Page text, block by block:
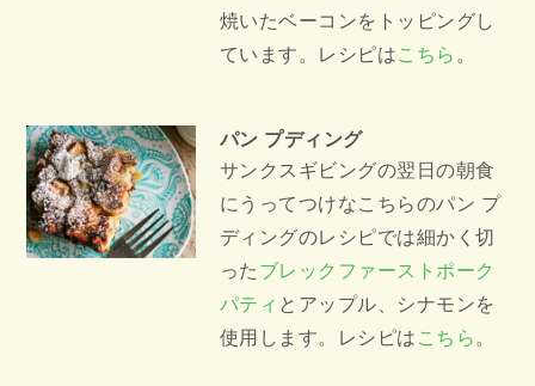
焼いたベーコンをトッピングし
ています。レシピはこちら 。
パン プディング
サンクスギビングの翌日の朝食
にうってつけなこちらのパン プ
ディングのレシピでは細かく切
った ブレックファーストポーク
パティ とアップル、シナモンを
使用します。レシピは こちら 。